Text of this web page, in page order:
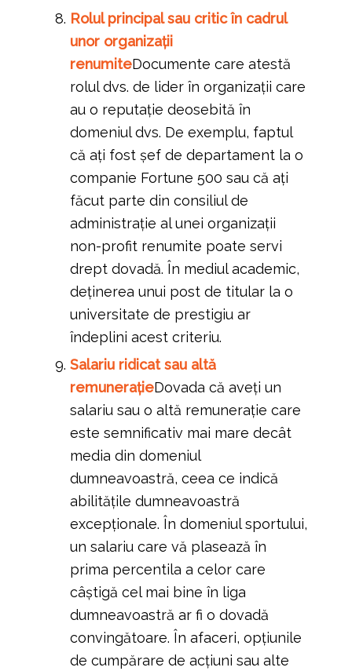
Rolul principal sau critic în cadrul
unor organizații
renumiteDocumente care atestă
rolul dvs. de lider în organizații care
au o reputație deosebită în
domeniul dvs. De exemplu, faptul
că ați fost șef de departament la o
companie Fortune 500 sau că ați
făcut parte din consiliul de
administrație al unei organizații
non-profit renumite poate servi
drept dovadă. În mediul academic,
deținerea unui post de titular la o
universitate de prestigiu ar
îndeplini acest criteriu.
Salariu ridicat sau altă
remunerațieDovada că aveți un
salariu sau o altă remunerație care
este semnificativ mai mare decât
media din domeniul
dumneavoastră, ceea ce indică
abilitățile dumneavoastră
excepționale. În domeniul sportului,
un salariu care vă plasează în
prima percentila a celor care
câștigă cel mai bine în liga
dumneavoastră ar fi o dovadă
convingătoare. În afaceri, opțiunile
de cumpărare de acțiuni sau alte